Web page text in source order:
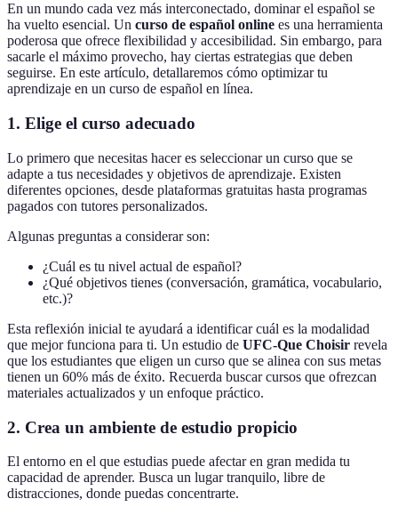
En un mundo cada vez más interconectado, dominar el español se
ha vuelto esencial. Un curso de español online es una herramienta
poderosa que ofrece flexibilidad y accesibilidad. Sin embargo, para
sacarle el máximo provecho, hay ciertas estrategias que deben
seguirse. En este artículo, detallaremos cómo optimizar tu
aprendizaje en un curso de español en línea.
1. Elige el curso adecuado
Lo primero que necesitas hacer es seleccionar un curso que se
adapte a tus necesidades y objetivos de aprendizaje. Existen
diferentes opciones, desde plataformas gratuitas hasta programas
pagados con tutores personalizados.
Algunas preguntas a considerar son:
¿Cuál es tu nivel actual de español?
¿Qué objetivos tienes (conversación, gramática, vocabulario,
etc.)?
Esta reflexión inicial te ayudará a identificar cuál es la modalidad
que mejor funciona para ti. Un estudio de UFC-Que Choisir revela
que los estudiantes que eligen un curso que se alinea con sus metas
tienen un 60% más de éxito. Recuerda buscar cursos que ofrezcan
materiales actualizados y un enfoque práctico.
2. Crea un ambiente de estudio propicio
El entorno en el que estudias puede afectar en gran medida tu
capacidad de aprender. Busca un lugar tranquilo, libre de
distracciones, donde puedas concentrarte.